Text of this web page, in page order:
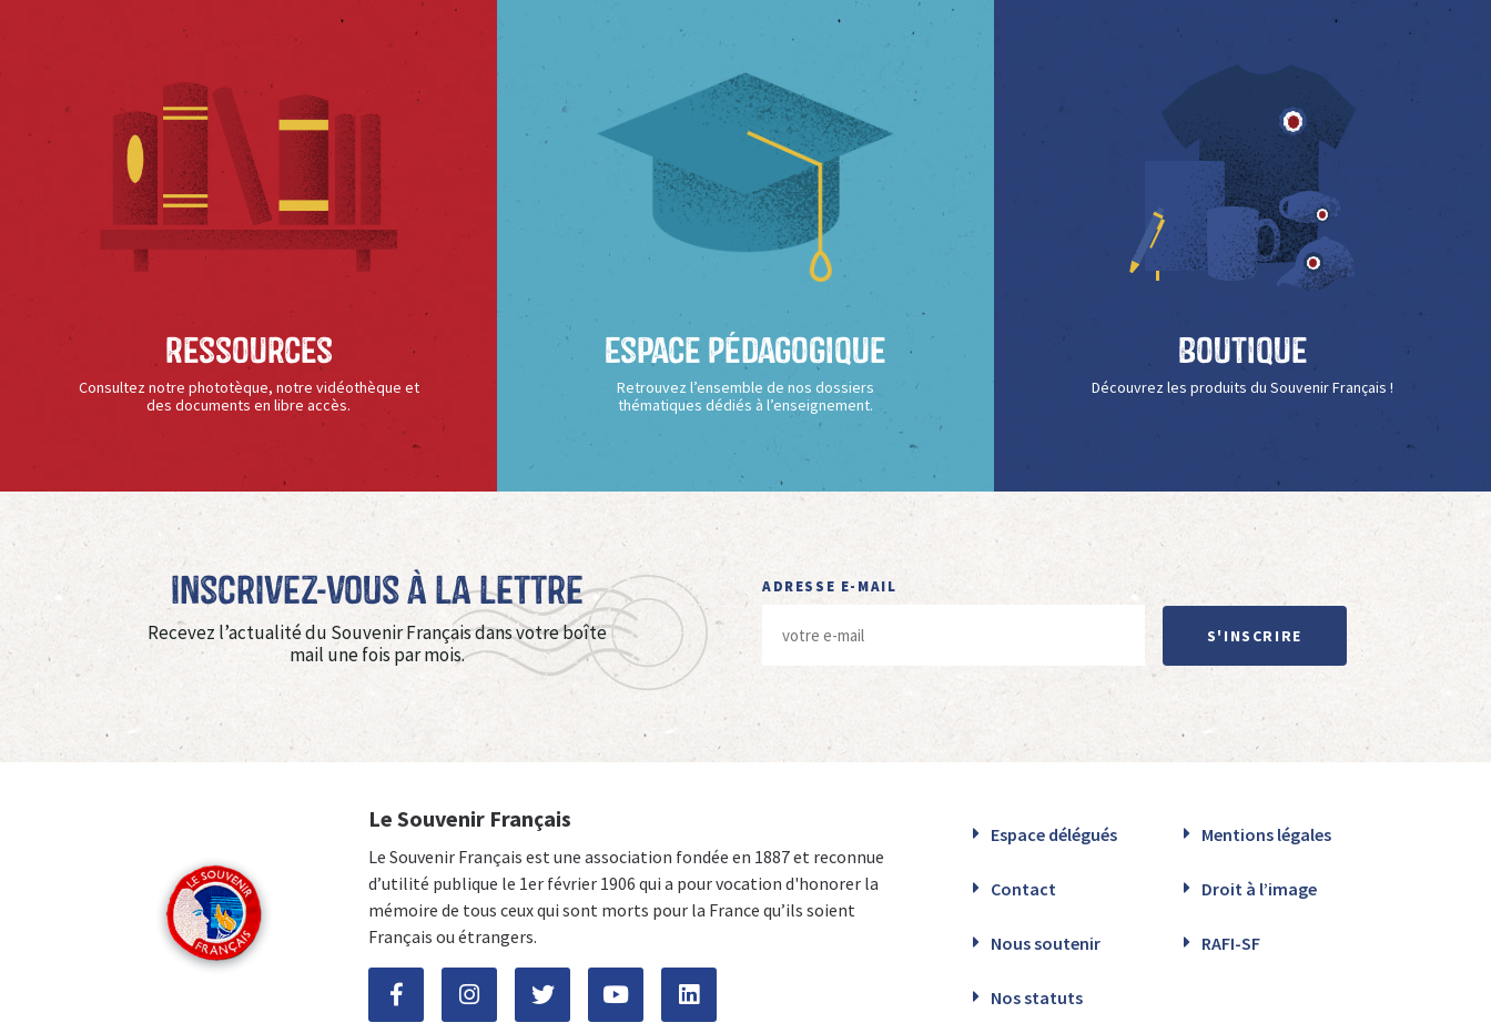
Ressources
Consultez notre phototèque, notre vidéothèque et
des documents en libre accès.
Espace Pédagogique
Retrouvez l’ensemble de nos dossiers
thématiques dédiés à l’enseignement.
Boutique
Découvrez les produits du Souvenir Français !
Inscrivez-vous à La Lettre
Recevez l’actualité du Souvenir Français dans votre boîte
mail une fois par mois.
ADRESSE E-MAIL
S'INSCRIRE
Le Souvenir Français
Le Souvenir Français est une association fondée en 1887 et reconnue
d’utilité publique le 1er février 1906 qui a pour vocation d'honorer la
mémoire de tous ceux qui sont morts pour la France qu’ils soient
Français ou étrangers.
Espace délégués Mentions légales
Contact Droit à l’image
Nous soutenir RAFI-SF
Nos statuts